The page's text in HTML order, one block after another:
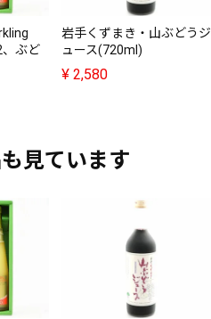
ぶど
岩手くずまき・山ぶどうジ
ュース(720ml)
¥ 2,580
見ています